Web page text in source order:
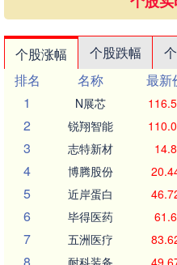
个股涨幅 个股跌幅
排名
名称 最新
1
N展芯
2 锐翔智能
3 志特新材 14.8
4 博腾股份
5 近岸蛋白
6 毕得医药 61.6
7 五洲医疗
8 耐科装备